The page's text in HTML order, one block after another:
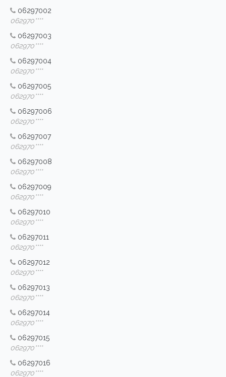
06297002
062970****
06297003
062970****
06297004
062970****
06297005
062970****
06297006
062970****
06297007
062970****
06297008
062970****
06297009
062970****
06297010
062970****
06297011
062970****
06297012
062970****
06297013
062970****
06297014
062970****
06297015
062970****
06297016
062970****